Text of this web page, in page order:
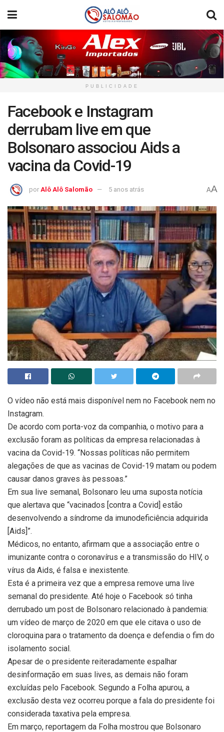
PUBLICIDADE
Facebook e Instagram
derrubam live em que
Bolsonaro associou Aids a
vacina da Covid-19
por Alô Alô Salomão 5 anos atrás AA
O vídeo não está mais disponível nem no Facebook nem no
Instagram.
De acordo com porta-voz da companhia, o motivo para a
exclusão foram as políticas da empresa relacionadas à
vacina da Covid-19. “Nossas políticas não permitem
alegações de que as vacinas de Covid-19 matam ou podem
causar danos graves às pessoas.”
Em sua live semanal, Bolsonaro leu uma suposta notícia
que alertava que “vacinados [contra a Covid] estão
desenvolvendo a síndrome da imunodeficiência adquirida
[Aids]”.
Médicos, no entanto, afirmam que a associação entre o
imunizante contra o coronavírus e a transmissão do HIV, o
vírus da Aids, é falsa e inexistente.
Esta é a primeira vez que a empresa remove uma live
semanal do presidente. Até hoje o Facebook só tinha
derrubado um post de Bolsonaro relacionado à pandemia:
um vídeo de março de 2020 em que ele citava o uso de
cloroquina para o tratamento da doença e defendia o fim do
isolamento social.
Apesar de o presidente reiteradamente espalhar
desinformação em suas lives, as demais não foram
excluídas pelo Facebook. Segundo a Folha apurou, a
exclusão desta vez ocorreu porque a fala do presidente foi
considerada taxativa pela empresa.
Em março, reportagem da Folha mostrou que Bolsonaro